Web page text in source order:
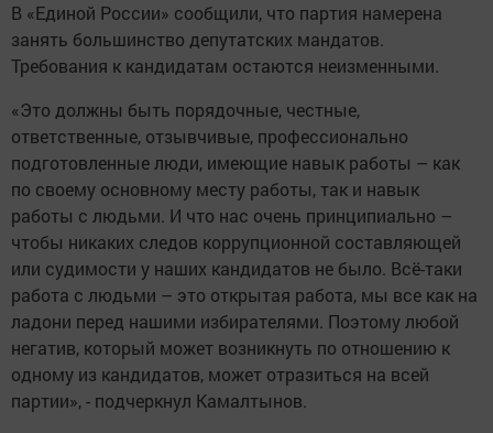
В «Единой России» сообщили, что партия намерена
занять большинство депутатских мандатов.
Требования к кандидатам остаются неизменными.
«Это должны быть порядочные, честные,
ответственные, отзывчивые, профессионально
подготовленные люди, имеющие навык работы – как
по своему основному месту работы, так и навык
работы с людьми. И что нас очень принципиально –
чтобы никаких следов коррупционной составляющей
или судимости у наших кандидатов не было. Всё-таки
работа с людьми – это открытая работа, мы все как на
ладони перед нашими избирателями. Поэтому любой
негатив, который может возникнуть по отношению к
одному из кандидатов, может отразиться на всей
партии», - подчеркнул Камалтынов.